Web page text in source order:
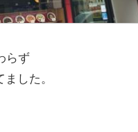
らず
した。